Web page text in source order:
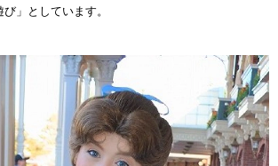
」としています。